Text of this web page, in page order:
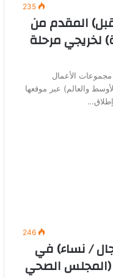
235
المقدم من
لخريجي مرحلة
مجموعات الأعمال
والعالم) عبر موقعها
246
/ نساء) في
الصحي